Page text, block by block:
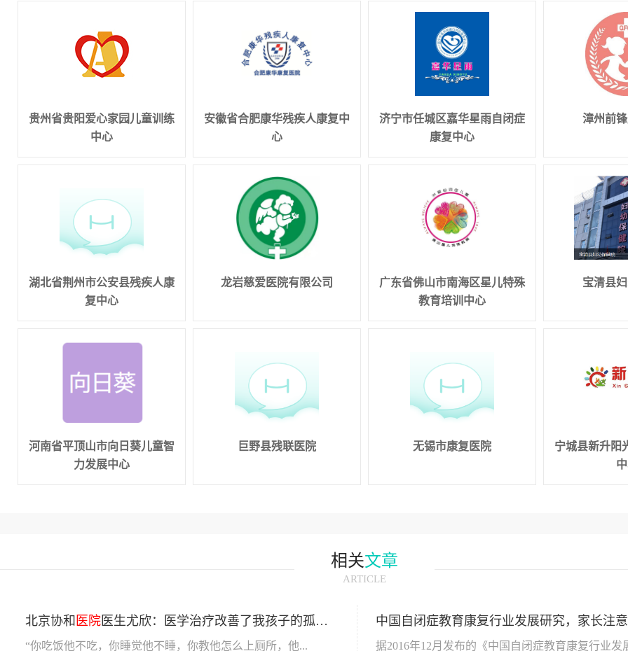
贵州省贵阳爱心家园儿童训练
中心
安徽省合肥康华残疾人康复中
心
济宁市任城区嘉华星雨自闭症
康复中心
漳州前
湖北省荆州市公安县残疾人康
复中心
龙岩慈爱医院有限公司
广东省佛山市南海区星儿特殊
教育培训中心
宝清县
河南省平顶山市向日葵儿童智
力发展中心
巨野县残联医院 无锡市康复医院
宁城县新升阳
相关文章
ARTICLE
北京协和 医院医生尤欣：医学治疗改善了我孩子的孤独
“你吃饭他不吃，你睡觉他不睡，你教他怎么上厕所，他...
中国自闭症教育康复行业发展研究，家长注
据2016年12月发布的《中国自闭症教育康复行业发